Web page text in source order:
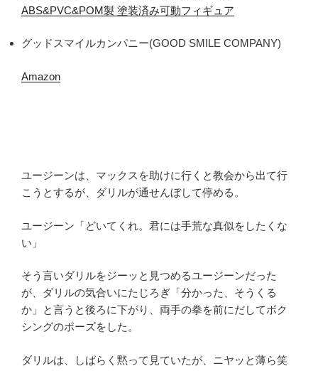
ABS&PVC&POM製 塗装済み可動フィギュア
グッドスマイルカンパニー(GOOD SMILE COMPANY)
Amazon
ユージーンは、マックスを助けに行くと教会から出て行
こうとするが、ダリルが通せんぼして停める。
ユージーン「どいてくれ。君には手荒な真似をしたくな
い」
そう言いダリルをジーッと見つめるユージーンだった
が、ダリルの気合いにたじろぎ「分かった、そうくる
か」と言うと後ろに下がり、両手の拳を前にだしてボク
シングのポーズをした。
ダリルは、しばらく黙って見ていたが、ニヤッと薄ら笑